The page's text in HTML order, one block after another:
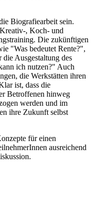
Biografiearbeit sein.
, Koch- und
Die zukünftigen
"Was bedeutet Rente?",
Ausgestaltung des
ich nutzen?" Auch
die Werkstätten ihren
ist, dass die
Betroffenen hinweg
werden und im
ihre Zukunft selbst
für einen
ausreichend